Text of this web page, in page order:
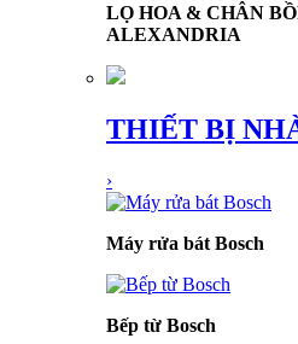
LỌ HOA & CHÂN
ALEXANDRIA
THIẾT BỊ
›
Máy rửa bát Bosch
Bếp từ Bosch